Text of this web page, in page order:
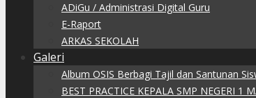
ADiGu / Administrasi Digital Guru
E-Raport
ARKAS SEKOLAH
Galeri
Album OSIS Berbagi Tajil dan Santunan
BEST PRACTICE KEPALA SMP NEGERI 1